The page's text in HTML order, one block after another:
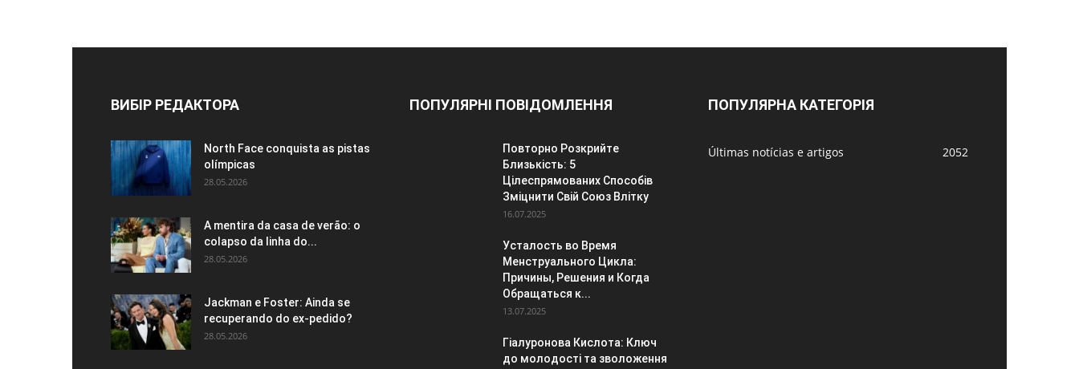
ВИБІР РЕДАКТОРА
North Face conquista as pistas
olímpicas
28.05.2026
A mentira da casa de verão: o
colapso da linha do...
28.05.2026
Jackman e Foster: Ainda se
recuperando do ex-pedido?
28.05.2026
ПОПУЛЯРНІ ПОВІДОМЛЕННЯ
Повторно Розкрийте
Близькість: 5
Цілеспрямованих Способів
Зміцнити Свій Союз Влітку
16.07.2025
Усталость во Время
Менструального Цикла:
Причины, Решения и Когда
Обращаться к...
13.07.2025
Гіалуронова Кислота: Ключ
до молодості та зволоження
ПОПУЛЯРНА КАТЕГОРІЯ
Últimas notícias e artigos 2052